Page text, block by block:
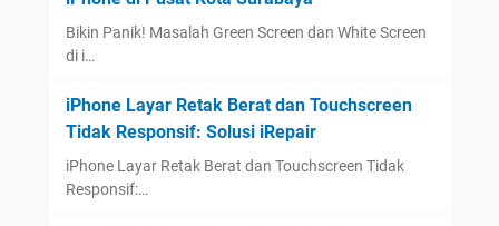
Bikin Panik! Masalah Green Screen dan White Screen
di i…
iPhone Layar Retak Berat dan Touchscreen
Tidak Responsif: Solusi iRepair
iPhone Layar Retak Berat dan Touchscreen Tidak
Responsif:…